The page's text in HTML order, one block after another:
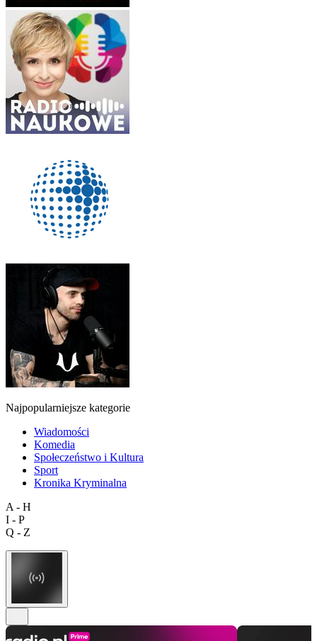
Najpopularniejsze kategorie
Wiadomości
Komedia
Społeczeństwo i Kultura
Sport
Kronika Kryminalna
A - H
I - P
Q - Z